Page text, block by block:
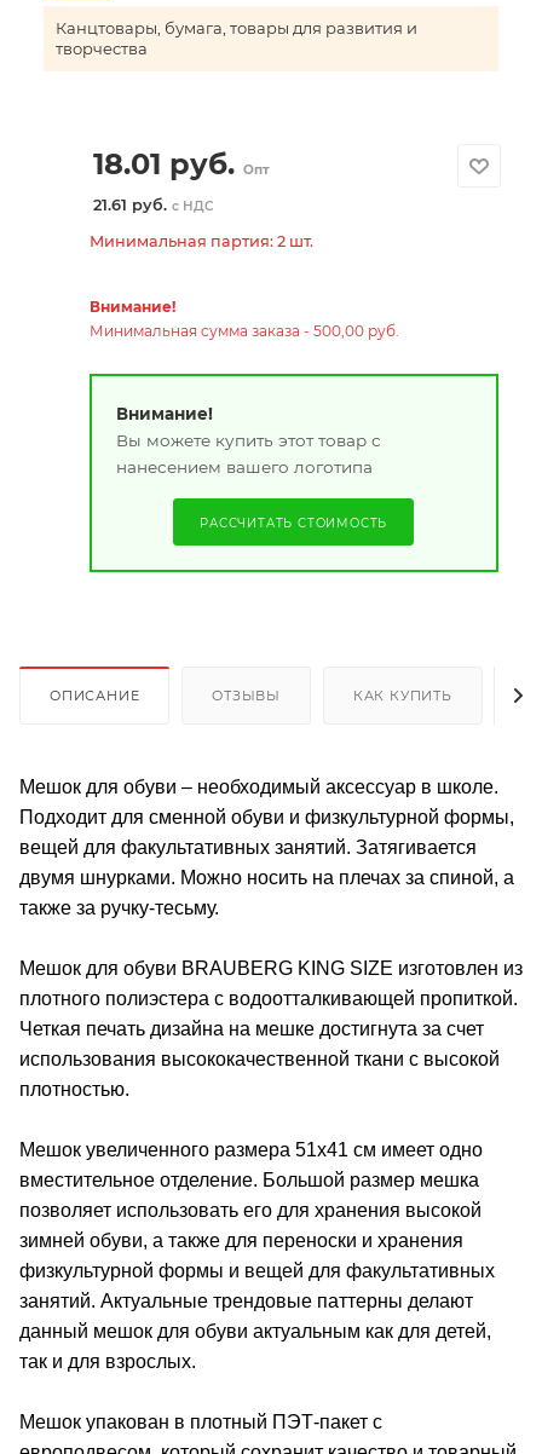
Канцтовары, бумага, товары для развития и
творчества
18.01 руб. Опт
21.61 руб. с НДС
Минимальная партия: 2 шт.
Внимание!
Минимальная сумма заказа - 500,00 руб.
Внимание!
Вы можете купить этот товар с
нанесением вашего логотипа
РАССЧИТАТЬ СТОИМОСТЬ
ОПИСАНИЕ ОТЗЫВЫ КАК КУПИТЬ
Мешок для обуви – необходимый аксессуар в школе.
Подходит для сменной обуви и физкультурной формы,
вещей для факультативных занятий. Затягивается
двумя шнурками. Можно носить на плечах за спиной, а
также за ручку-тесьму.
Мешок для обуви BRAUBERG KING SIZE изготовлен из
плотного полиэстера с водоотталкивающей пропиткой.
Четкая печать дизайна на мешке достигнута за счет
использования высококачественной ткани с высокой
плотностью.
Мешок увеличенного размера 51х41 см имеет одно
вместительное отделение. Большой размер мешка
позволяет использовать его для хранения высокой
зимней обуви, а также для переноски и хранения
физкультурной формы и вещей для факультативных
занятий. Актуальные трендовые паттерны делают
данный мешок для обуви актуальным как для детей,
так и для взрослых.
Мешок упакован в плотный ПЭТ-пакет с